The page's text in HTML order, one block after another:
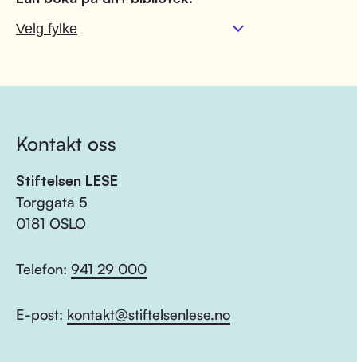
Kontakt oss
Stiftelsen LESE
Torggata 5
0181 OSLO
Telefon: 941 29 000
E-post: kontakt@stiftelsenlese.no